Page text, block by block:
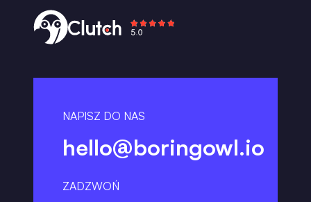
NAPISZ DO NAS
hello@boringowl.io
ZADZWOŃ